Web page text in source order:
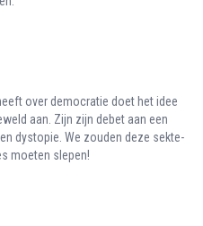
over democratie doet het idee
aan. Zijn zijn debet aan een
dystopie. We zouden deze sekte-
moeten slepen!